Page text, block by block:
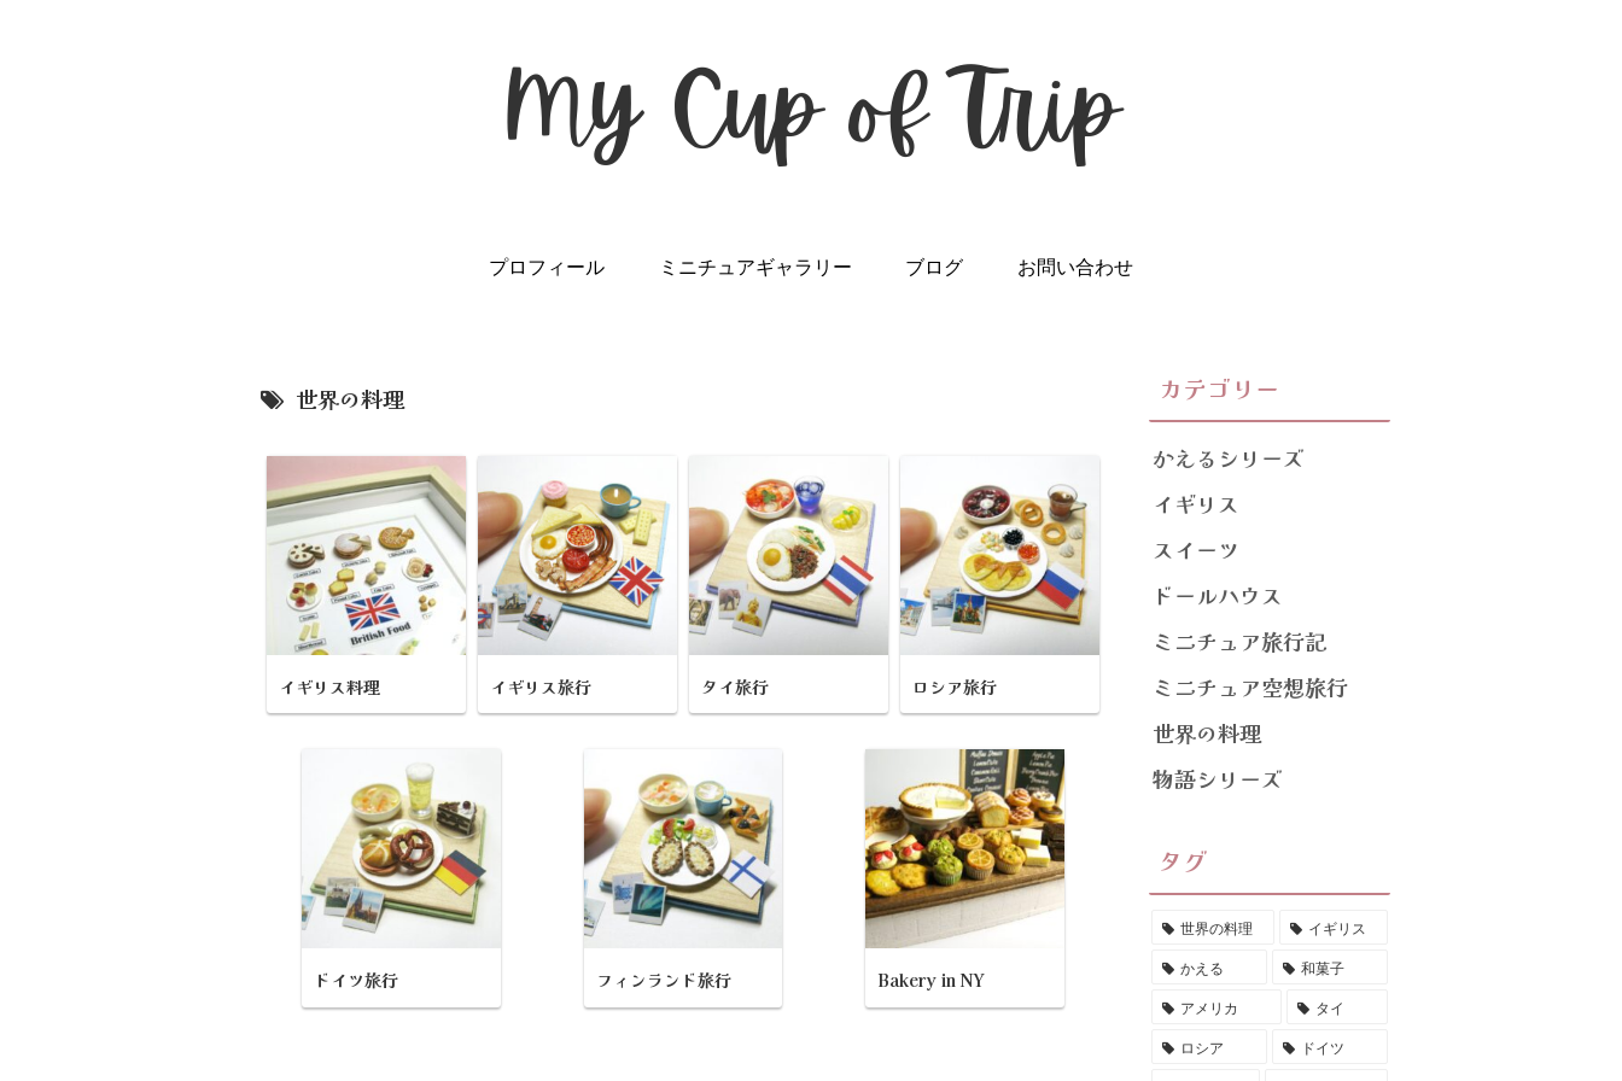
プロフィール ミニチュアギャラリー ブログ お問い合わせ
世界の料理
イギリス料理 イギリス旅行 タイ旅行 ロシア旅行
ドイツ旅行 フィンランド旅行 Bakery in NY
カテゴリー
かえるシリーズ
イギリス
スイーツ
ドールハウス
ミニチュア旅行記
ミニチュア空想旅行
世界の料理
物語シリーズ
タグ
世界の料理
イギリス
かえる
和菓子
アメリカ
タイ
ロシア
ドイツ